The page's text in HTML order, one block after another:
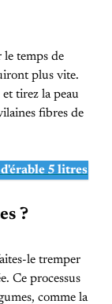
le temps de
plus vite.
tirez la peau
fibres de
5 litres
?
le tremper
Ce processus
comme la